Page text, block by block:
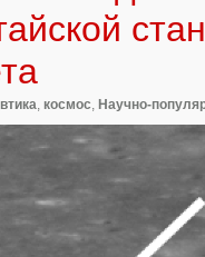
, космос, Научно-